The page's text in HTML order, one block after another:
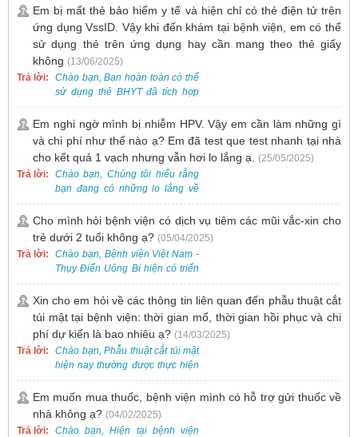
lòng đặt lịch trước để được sắp
xếp thời gian phù hợp.
Em bị mất thẻ bảo hiểm y tế và hiện chỉ có thẻ điện tử trên
ứng dụng VssID. Vậy khi đến khám tại bệnh viện, em có thể
sử dụng thẻ trên ứng dụng hay cần mang theo thẻ giấy
không (13/06/2025)
Trả lời:
Chào bạn, Bạn hoàn toàn có thể
sử dụng thẻ BHYT đã tích hợp
trên ứng dụng VssID khi đến
khám và không cần mang theo
thẻ giấy.
Em nghi ngờ mình bị nhiễm HPV. Vậy em cần làm những gì
và chi phí như thế nào ạ? Em đã test que test nhanh tại nhà
cho kết quả 1 vạch nhưng vẫn hơi lo lắng ạ. (25/05/2025)
Trả lời:
Chào bạn, Chúng tôi hiểu rằng
bạn đang có những lo lắng về
nguy cơ nhiễm HPV. Tại Bệnh
viện Việt Nam - Thụy Điển Uông
Bí, chúng tôi cung cấp các dịch
vụ thăm khám và xét nghiệm
chuyên sâu để phát hiện sớm
HPV và tầm soát ung thư cổ tử
Cho mình hỏi bệnh viện có dịch vụ tiêm các mũi vắc-xin cho
trẻ dưới 2 tuổi không ạ? (05/04/2025)
Trả lời:
Chào bạn, Bệnh viện Việt Nam -
Thụy Điển Uông Bí hiện có triển
khai dịch vụ tiêm vắc-xin cho trẻ
dưới 2 tuổi.
Xin cho em hỏi về các thông tin liên quan đến phẫu thuật cắt
túi mật tại bệnh viện: thời gian mổ, thời gian hồi phục và chi
phí dự kiến là bao nhiêu ạ? (14/03/2025)
Trả lời:
Chào bạn, Phẫu thuật cắt túi mật
hiện nay thường được thực hiện
bằng phương pháp nội soi, đây
là một kỹ thuật ít xâm lấn, an toàn
và phổ biến.
Em muốn mua thuốc, bệnh viện mình có hỗ trợ gửi thuốc về
nhà không ạ? (04/02/2025)
Trả lời:
Chào bạn, Hiện tại bệnh viện